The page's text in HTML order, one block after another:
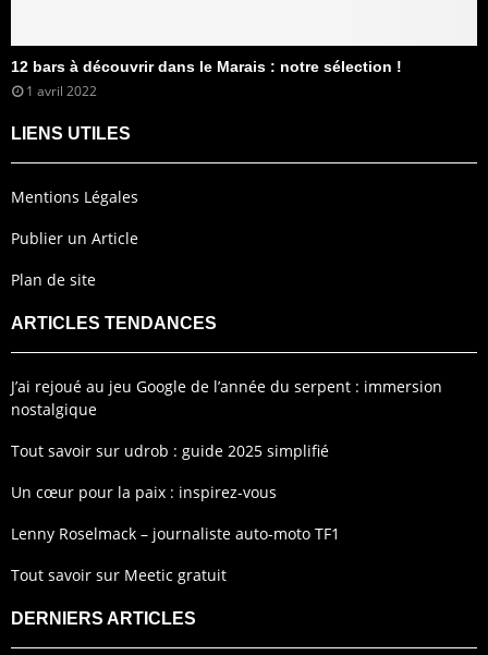
12 bars à découvrir dans le Marais : notre sélection !
1 avril 2022
LIENS UTILES
Mentions Légales
Publier un Article
Plan de site
ARTICLES TENDANCES
J’ai rejoué au jeu Google de l’année du serpent : immersion
nostalgique
Tout savoir sur udrob : guide 2025 simplifié
Un cœur pour la paix : inspirez-vous
Lenny Roselmack – journaliste auto-moto TF1
Tout savoir sur Meetic gratuit
DERNIERS ARTICLES